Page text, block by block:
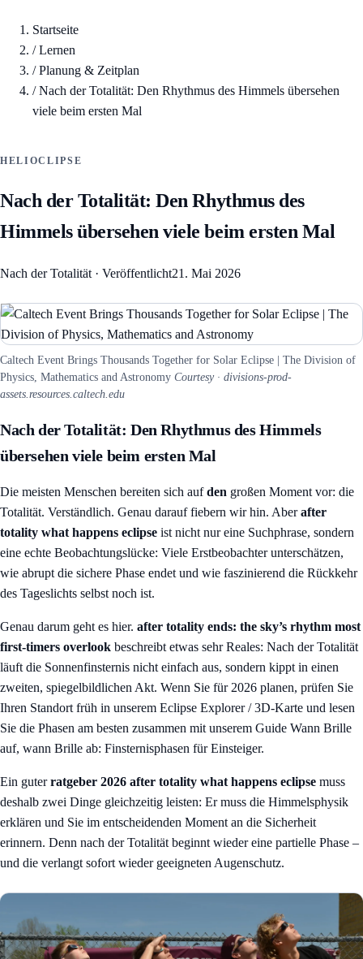
Startseite
/Lernen
/Planung & Zeitplan
/Nach der Totalität: Den Rhythmus des Himmels übersehen
viele beim ersten Mal
HELIOCLIPSE
Nach der Totalität: Den Rhythmus des
Himmels übersehen viele beim ersten Mal
Nach der Totalität · Veröffentlicht21. Mai 2026
Caltech Event Brings Thousands Together for Solar Eclipse | The Division of
Physics, Mathematics and Astronomy Courtesy · divisions-prod-
assets.resources.caltech.edu
Nach der Totalität: Den Rhythmus des Himmels
übersehen viele beim ersten Mal
Die meisten Menschen bereiten sich aufden großen Moment vor: die
Totalität. Verständlich. Genau darauf fiebern wir hin. Aberafter
totality what happens eclipse ist nicht nur eine Suchphrase, sondern
eine echte Beobachtungslücke: Viele Erstbeobachter unterschätzen,
wie abrupt die sichere Phase endet und wie faszinierend die Rückkehr
des Tageslichts selbst noch ist.
Genau darum geht es hier. after totality ends: the sky’s rhythm most
first-timers overlook beschreibt etwas sehr Reales: Nach der Totalität
läuft die Sonnenfinsternis nicht einfach aus, sondern kippt in einen
zweiten, spiegelbildlichen Akt. Wenn Sie für 2026 planen, prüfen Sie
Ihren Standort früh in unserem Eclipse Explorer / 3D-Karte und lesen
Sie die Phasen am besten zusammen mit unserem Guide Wann Brille
auf, wann Brille ab: Finsternisphasen für Einsteiger.
Ein guterratgeber 2026 after totality what happens eclipse muss
deshalb zwei Dinge gleichzeitig leisten: Er muss die Himmelsphysik
erklären und Sie im entscheidenden Moment an die Sicherheit
erinnern. Denn nach der Totalität beginnt wieder eine partielle Phase –
und die verlangt sofort wieder geeigneten Augenschutz.